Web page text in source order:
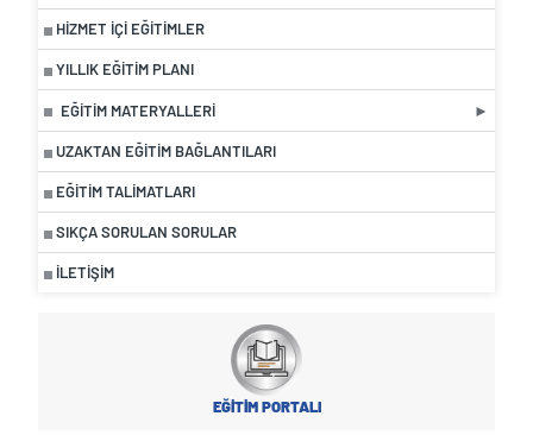
HIZMET İÇI EĞITIMLER
YILLIK EĞITIM PLANI
EĞITIM MATERYALLERI
UZAKTAN EĞITIM BAĞLANTILARI
EĞİTİM TALİMATLARI
SIKÇA SORULAN SORULAR
İLETIŞIM
EĞİTİM PORTALI